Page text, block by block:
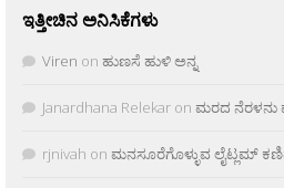
ಇತ್ತೀಚಿನ ಅನಿಸಿಕೆಗಳು
Viren on ಹುಣಸೆ ಹುಳಿ ಅನ್ನ
Janardhana Relekar on ಮರದ ನೆರಳನು
rjnivah on ಮನಸೂರೆಗೊಳ್ಳುವ ಲೈಟ್ಲಮ್